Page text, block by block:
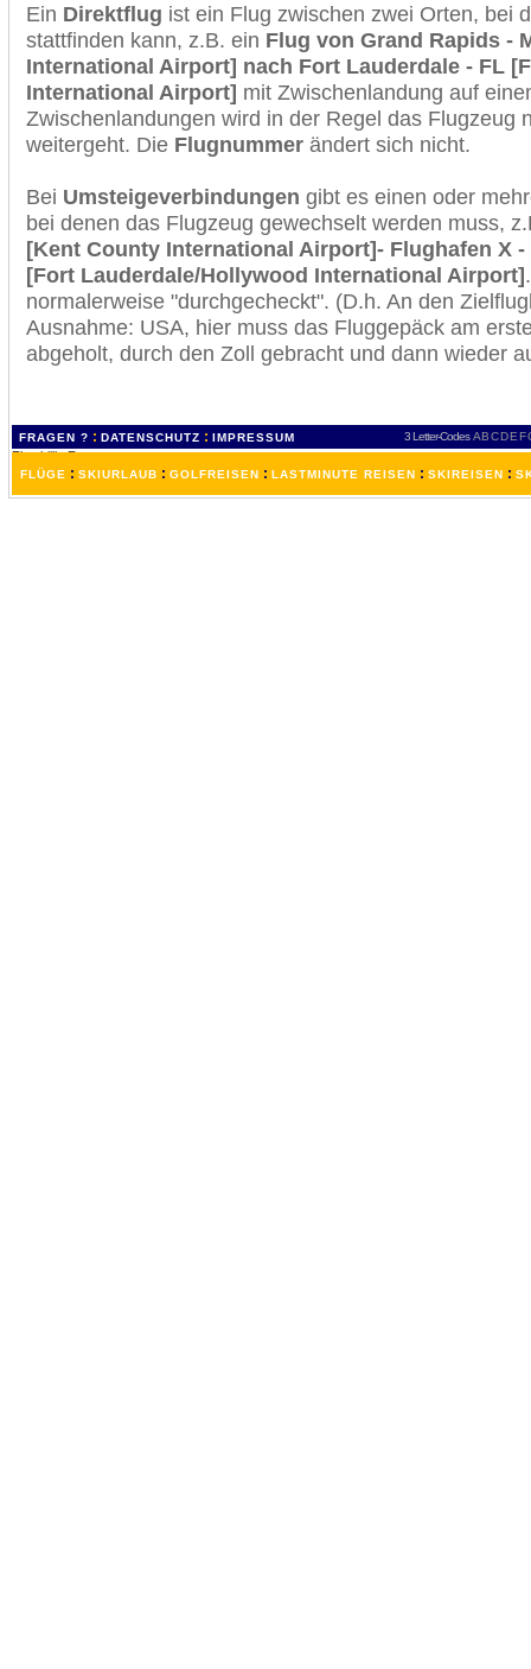
Ein Direktflug ist ein Flug zwischen zwei Orten, bei
stattfinden kann, z.B. ein Flug von Grand Rapids -
International Airport] nach Fort Lauderdale - FL
International Airport] mit Zwischenlandung auf
Zwischenlandungen wird in der Regel das Flugzeug
weitergeht. Die Flugnummer ändert sich nicht.
Bei Umsteigeverbindungen gibt es einen oder
bei denen das Flugzeug gewechselt werden muss,
[Kent County International Airport]- Flughafen X
[Fort Lauderdale/Hollywood International Airport]
normalerweise "durchgecheckt". (D.h. An den
Ausnahme: USA, hier muss das Fluggepäck am
abgeholt, durch den Zoll gebracht und dann wieder
FRAGEN ? : DATENSCHUTZ : IMPRESSUM 3 Letter-Codes ABCDEF
FLÜGE : SKIURLAUB : GOLFREISEN : LASTMINUTE REISEN : SKIREISEN :